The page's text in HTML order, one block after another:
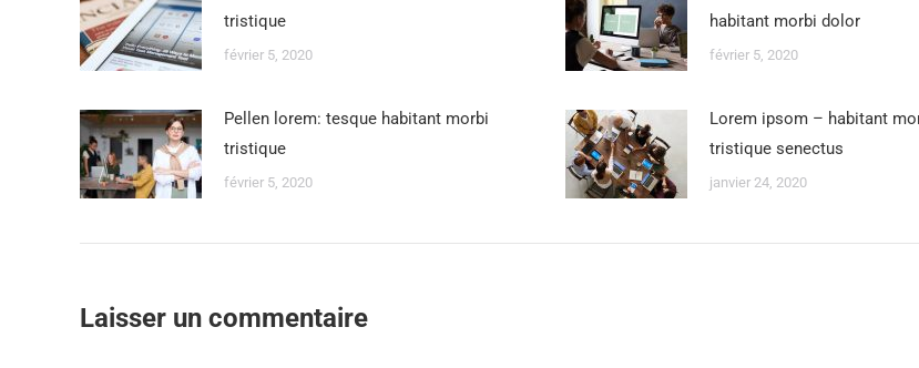
tristique
février 5, 2020
habitant morbi dolor
février 5, 2020
Pellen lorem: tesque habitant morbi
tristique
février 5, 2020
Lorem ipsom – habitant
tristique senectus
janvier 24, 2020
Laisser un commentaire